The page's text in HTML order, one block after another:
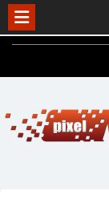
Skip